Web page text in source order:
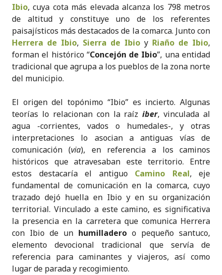
Ibio, cuya cota más elevada alcanza los 798 metros
de altitud y constituye uno de los referentes
paisajísticos más destacados de la comarca. Junto con
Herrera de Ibio, Sierra de Ibio y Riaño de Ibio,
forman el histórico “Concejón de Ibio”, una entidad
tradicional que agrupa a los pueblos de la zona norte
del municipio.
El origen del topónimo “Ibio” es incierto. Algunas
teorías lo relacionan con la raíziber, vinculada al
agua -corrientes, vados o humedales-, y otras
interpretaciones lo asocian a antiguas vías de
comunicación (via), en referencia a los caminos
históricos que atravesaban este territorio. Entre
estos destacaría el antiguo Camino Real, eje
fundamental de comunicación en la comarca, cuyo
trazado dejó huella en Ibio y en su organización
territorial. Vinculado a este camino, es significativa
la presencia en la carretera que comunica Herrera
con Ibio de un humilladero o pequeño santuco,
elemento devocional tradicional que servía de
referencia para caminantes y viajeros, así como
lugar de parada y recogimiento.